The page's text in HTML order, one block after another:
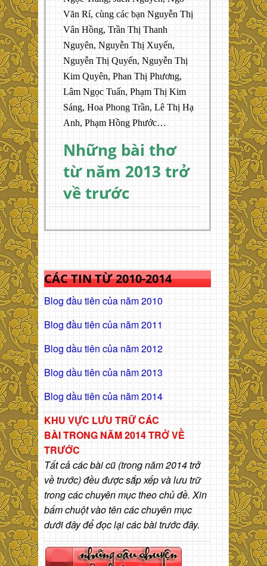
Văn Rí, cùng các bạn Nguyễn Thị
Vân Hồng, Trần Thị Thanh
Nguyên, Nguyễn Thị Xuyến,
Nguyễn Thị Quyến, Nguyễn Thị
Kim Quyên, Phan Thị Phương,
Lâm Ngọc Tuấn, Phạm Thị Kim
Sáng, Hoa Phong Trần, Lê Thị Hạ
Anh, Phạm Hồng Phước…
Những bài thơ
từ năm 2013 trở
về trước
CÁC TIN TỪ 2010-2014
Blog đầu tiên của năm 2010
Blog đầu tiên của năm 2011
Blog dầu tiên của năm 2012
Blog dầu tiên của năm 2013
Blog dầu tiên của năm 2014
KHU VỰC LƯU TRỮ CÁC
BÀITRONG NĂM 2014 TRỞ VỀ
TRƯỚC
Tất cả các bài cũ (trong năm 2014 trở
về trước) đều được sắp xếp và lưu trữ
trong các chuyên mục theo chủ đề. Xin
bấm chuột vào tên các chuyên mục
dưới đây để đọc lại các bài trước đây.